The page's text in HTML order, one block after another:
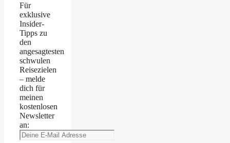
Für
exklusive
Insider-
Tipps zu
den
angesagtesten
schwulen
Reisezielen
– melde
dich für
meinen
kostenlosen
Newsletter
an: